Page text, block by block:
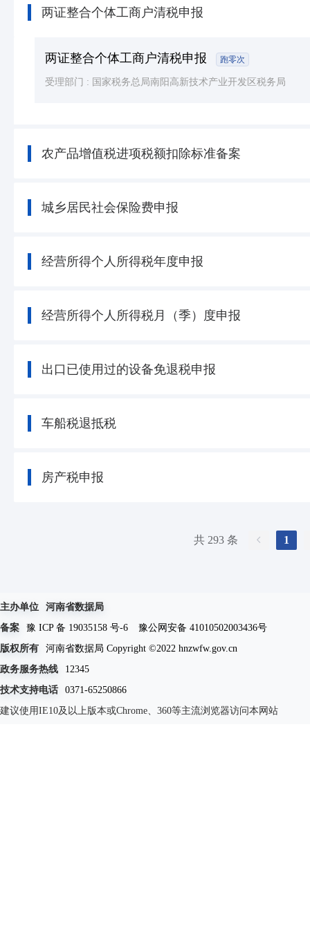
两证整合个体工商户清税申报
两证整合个体工商户清税申报 跑零次
受理部门 : 国家税务总局南阳高新技术产业开发区税务局
农产品增值税进项税额扣除标准备案
城乡居民社会保险费申报
经营所得个人所得税年度申报
经营所得个人所得税月（季）度申报
出口已使用过的设备免退税申报
车船税退抵税
房产税申报
共 293 条 1
主办单位
河南省数据局
备案
豫 ICP 备 19035158 号-6
豫公网安备 41010502003436号
版权所有
河南省数据局 Copyright ©2022 hnzwfw.gov.cn
政务服务热线
12345
技术支持电话
0371-65250866
建议使用IE10及以上版本或Chrome、360等主流浏览器访问本网站